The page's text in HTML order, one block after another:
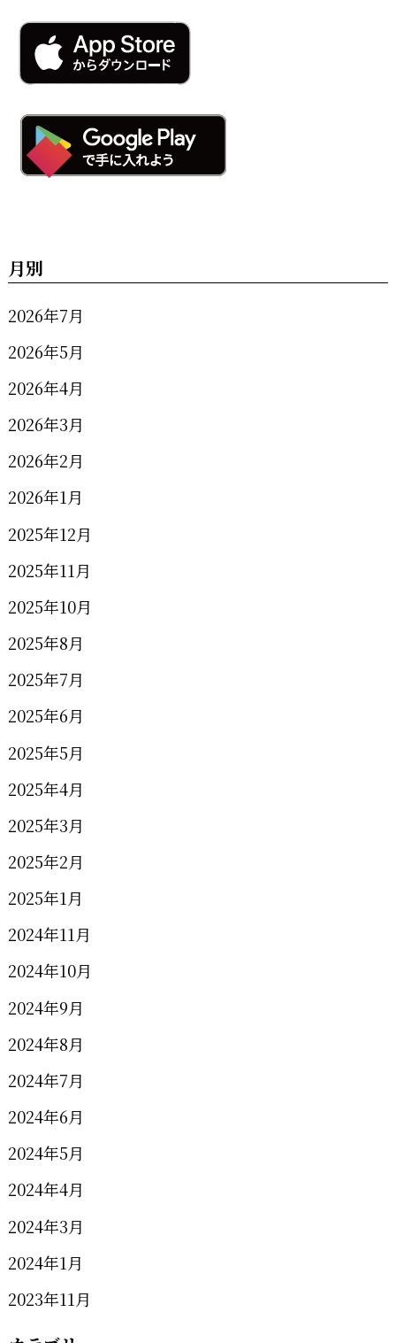
月別
2026年7月
2026年5月
2026年4月
2026年3月
2026年2月
2026年1月
2025年12月
2025年11月
2025年10月
2025年8月
2025年7月
2025年6月
2025年5月
2025年4月
2025年3月
2025年2月
2025年1月
2024年11月
2024年10月
2024年9月
2024年8月
2024年7月
2024年6月
2024年5月
2024年4月
2024年3月
2024年1月
2023年11月